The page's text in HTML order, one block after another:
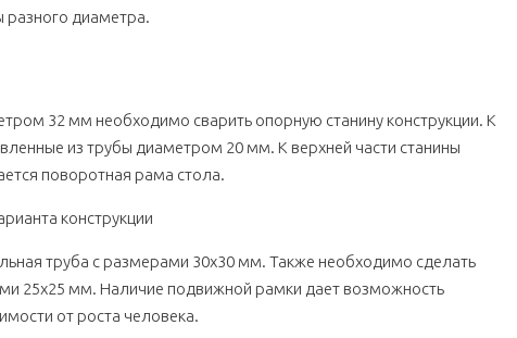
разного диаметра.
32 мм необходимо сварить опорную станину конструкции. К
из трубы диаметром 20 мм. К верхней части станины
поворотная рама стола.
труба с размерами 30х30 мм. Также необходимо сделать
25х25 мм. Наличие подвижной рамки дает возможность
от роста человека.